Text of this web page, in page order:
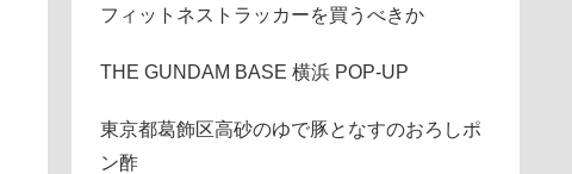
フィットネストラッカーを買うべきか
THE GUNDAM BASE 横浜 POP-UP
東京都葛飾区高砂のゆで豚となすのおろしポ
ン酢